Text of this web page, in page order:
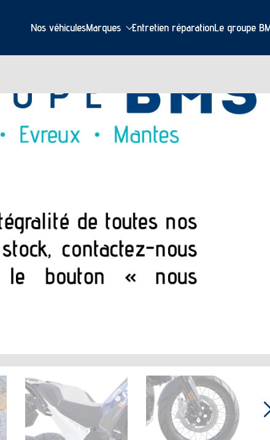
Nos véhiculesMarques Entretien réparationLe groupe